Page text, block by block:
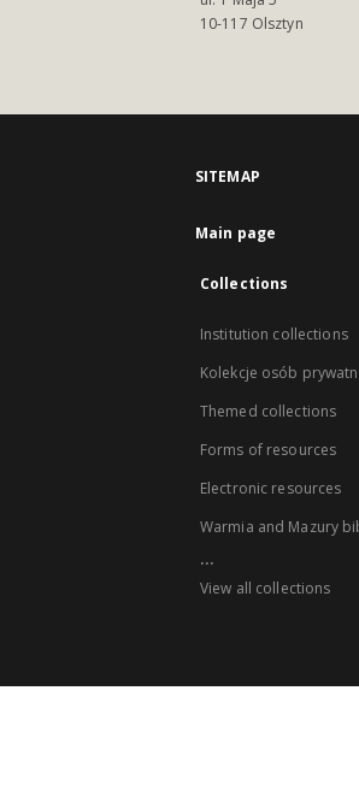
10-117 Olsztyn
SITEMAP
Main page
Collections
Institution collections
Kolekcje osób
Themed collections
Forms of resources
Electronic resources
Warmia and Mazury
...
View all collections